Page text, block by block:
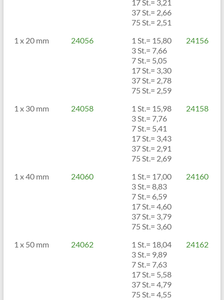
17 St.= 3,21
37 St.= 2,66
75 St.= 2,51
1 x 20 mm
24056
1 St.= 15,80
3 St.= 7,66
7 St.= 5,05
17 St.= 3,30
37 St.= 2,78
75 St.= 2,59
24156
1 x 30 mm 24058
1 St.= 15,98
3 St.= 7,76
7 St.= 5,41
17 St.= 3,43
37 St.= 2,91
75 St.= 2,69
24158
1 x 40 mm 24060
1 St.= 17,00
3 St.= 8,83
7 St.= 6,59
17 St.= 4,60
37 St.= 3,79
75 St.= 3,60
24160
1 x 50 mm 24062
1 St.= 18,04
3 St.= 9,89
7 St.= 7,63
17 St.= 5,58
37 St.= 4,79
75 St.= 4,55
24162